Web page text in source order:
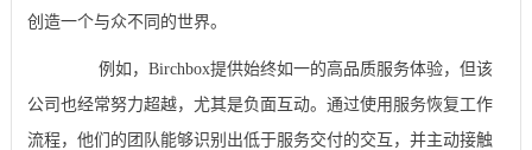
创造一个与众不同的世界。
例如，Birchbox提供始终如一的高品质服务体验，但该
公司也经常努力超越，尤其是负面互动。通过使用服务恢复工作
流程，他们的团队能够识别出低于服务交付的交互，并主动接触